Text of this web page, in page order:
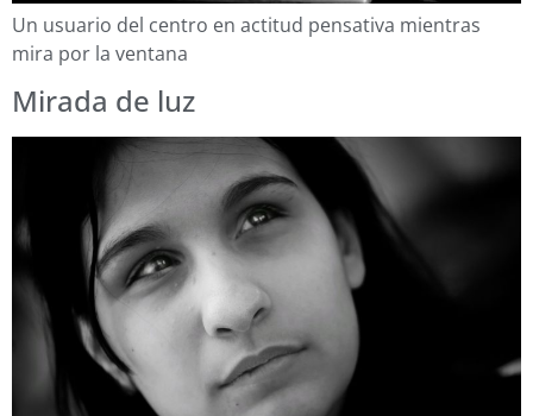
Un usuario del centro en actitud pensativa mientras
mira por la ventana
Mirada de luz